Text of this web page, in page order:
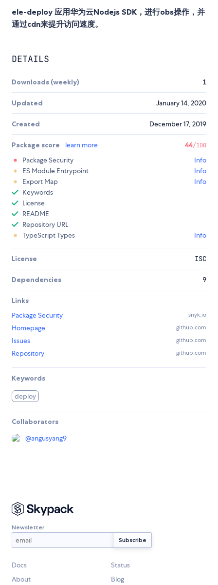
ele-deploy 应用华为云Nodejs SDK，进行obs操作，并
通过cdn来提升访问速度。
DETAILS
Downloads (weekly) 1
Updated January 14, 2020
Created December 17, 2019
Package score learn more 44/100
Package Security
Info
ES Module Entrypoint
Info
Export Map
Info
Keywords
License
README
Repository URL
TypeScript Types
Info
License ISC
Dependencies 9
Links
Package Security
snyk.io
Homepage github.com
Issues github.com
Repository github.com
Keywords
deploy
Collaborators
@angusyang9
Newsletter
Docs
Status
About
Blog